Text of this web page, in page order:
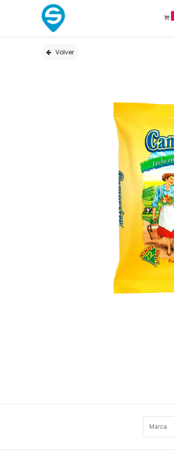
Volver
Marca